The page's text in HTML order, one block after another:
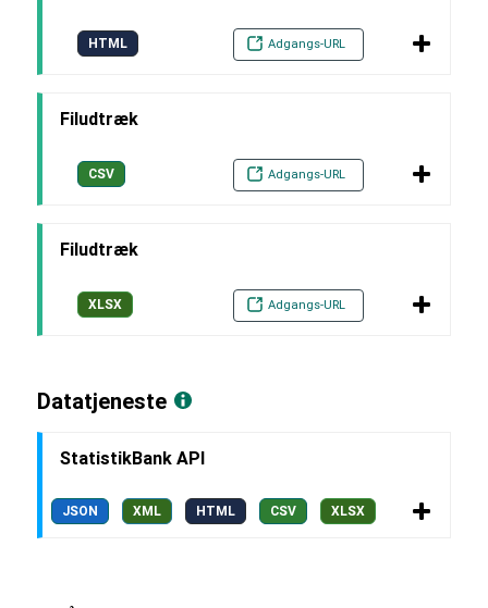
HTML Adgangs-URL
Filudtræk
CSV Adgangs-URL
Filudtræk
XLSX Adgangs-URL
Datatjeneste
StatistikBank API
JSON XML HTML CSV XLSX